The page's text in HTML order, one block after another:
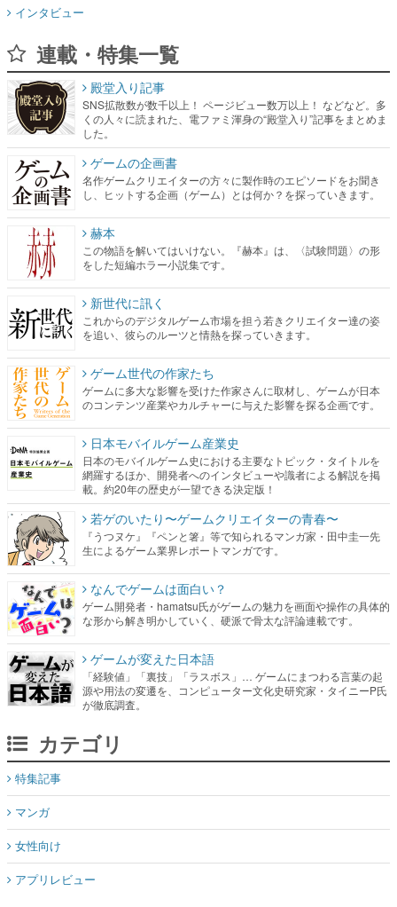
インタビュー
連載・特集一覧
殿堂入り記事
SNS拡散数が数千以上！ ページビュー数万以上！ などなど。多
くの人々に読まれた、電ファミ渾身の“殿堂入り”記事をまとめま
した。
ゲームの企画書
名作ゲームクリエイターの方々に製作時のエピソードをお聞き
し、ヒットする企画（ゲーム）とは何か？を探っていきます。
赫本
この物語を解いてはいけない。『赫本』は、〈試験問題〉の形
をした短編ホラー小説集です。
新世代に訊く
これからのデジタルゲーム市場を担う若きクリエイター達の姿
を追い、彼らのルーツと情熱を探っていきます。
ゲーム世代の作家たち
ゲームに多大な影響を受けた作家さんに取材し、ゲームが日本
のコンテンツ産業やカルチャーに与えた影響を探る企画です。
日本モバイルゲーム産業史
日本のモバイルゲーム史における主要なトピック・タイトルを
網羅するほか、開発者へのインタビューや識者による解説を掲
載。約20年の歴史が一望できる決定版！
若ゲのいたり〜ゲームクリエイターの青春〜
『うつヌケ』『ペンと箸』等で知られるマンガ家・田中圭一先
生によるゲーム業界レポートマンガです。
なんでゲームは面白い？
ゲーム開発者・hamatsu氏がゲームの魅力を画面や操作の具体的
な形から解き明かしていく、硬派で骨太な評論連載です。
ゲームが変えた日本語
「経験値」「裏技」「ラスボス」… ゲームにまつわる言葉の起
源や用法の変遷を、コンピューター文化史研究家・タイニーP氏
が徹底調査。
カテゴリ
特集記事
マンガ
女性向け
アプリレビュー